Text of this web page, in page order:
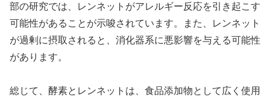
部の研究では、レンネットがアレルギー反応を引き起こす
可能性があることが示唆されています。また、レンネット
が過剰に摂取されると、消化器系に悪影響を与える可能性
があります。
総じて、酵素とレンネットは、食品添加物として広く使用